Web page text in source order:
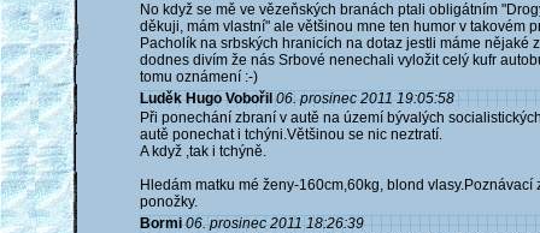
No když se mě ve vězeňských branách ptali obligátním
děkuji, mám vlastní" ale většinou mne ten humor v takovém
Pacholík na srbských hranicích na dotaz jestli máme nějaké
dodnes divím že nás Srbové nenechali vyložit celý kufr
tomu oznámení :-)
Luděk Hugo Vobořil 06. prosinec 2011 19:05:58
Při ponechání zbraní v autě na území bývalých
autě ponechat i tchýni.Většinou se nic neztratí.
A když ,tak i tchýně.
Hledám matku mé ženy-160cm,60kg, blond
ponožky.
Bormi 06. prosinec 2011 18:26:39